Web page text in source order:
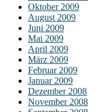
Oktober 2009
August 2009
Juni 2009
Mai 2009
April 2009
März 2009
Februar 2009
Januar 2009
Dezember 2008
November 2008